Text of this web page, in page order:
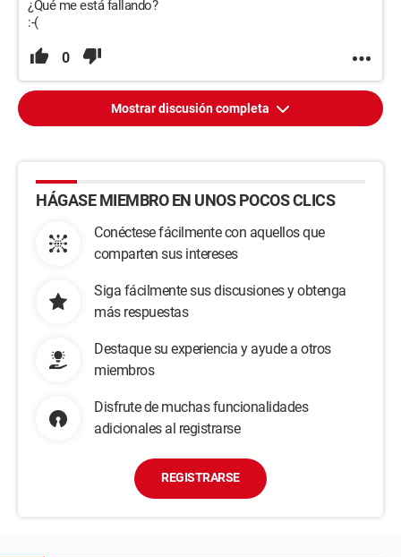
¿Qué me está fallando?
:-(
0
Mostrar discusión completa
HÁGASE MIEMBRO EN UNOS POCOS CLICS
Conéctese fácilmente con aquellos que
comparten sus intereses
Siga fácilmente sus discusiones y obtenga
más respuestas
Destaque su experiencia y ayude a otros
miembros
Disfrute de muchas funcionalidades
adicionales al registrarse
REGISTRARSE